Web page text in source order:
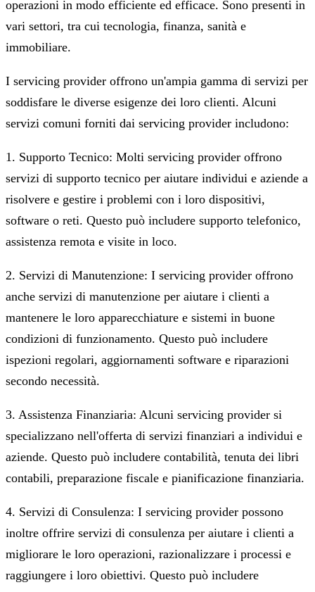
operazioni in modo efficiente ed efficace. Sono presenti in
vari settori, tra cui tecnologia, finanza, sanità e
immobiliare.
I servicing provider offrono un'ampia gamma di servizi per
soddisfare le diverse esigenze dei loro clienti. Alcuni
servizi comuni forniti dai servicing provider includono:
1. Supporto Tecnico: Molti servicing provider offrono
servizi di supporto tecnico per aiutare individui e aziende a
risolvere e gestire i problemi con i loro dispositivi,
software o reti. Questo può includere supporto telefonico,
assistenza remota e visite in loco.
2. Servizi di Manutenzione: I servicing provider offrono
anche servizi di manutenzione per aiutare i clienti a
mantenere le loro apparecchiature e sistemi in buone
condizioni di funzionamento. Questo può includere
ispezioni regolari, aggiornamenti software e riparazioni
secondo necessità.
3. Assistenza Finanziaria: Alcuni servicing provider si
specializzano nell'offerta di servizi finanziari a individui e
aziende. Questo può includere contabilità, tenuta dei libri
contabili, preparazione fiscale e pianificazione finanziaria.
4. Servizi di Consulenza: I servicing provider possono
inoltre offrire servizi di consulenza per aiutare i clienti a
migliorare le loro operazioni, razionalizzare i processi e
raggiungere i loro obiettivi. Questo può includere